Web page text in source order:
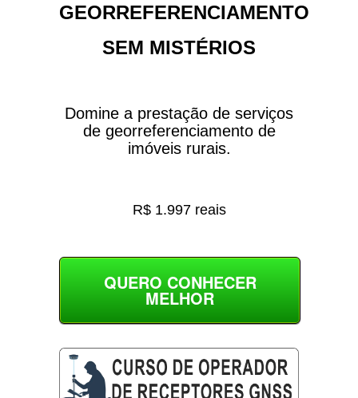
GEORREFERENCIAMENTO
SEM MISTÉRIOS
Domine a prestação de serviços
de georreferenciamento de
imóveis rurais.
R$ 1.997 reais
QUERO CONHECER
MELHOR